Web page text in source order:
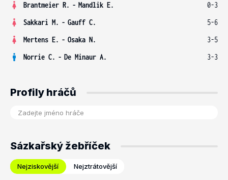
Brantmeier R. - Mandlik E.
0-3
Sakkari M. - Gauff C.
5-6
Mertens E. - Osaka N.
3-5
Norrie C. - De Minaur A. 3-3
Profily hráčů
Sázkařský žebříček
Nejziskovější Nejztrátovější